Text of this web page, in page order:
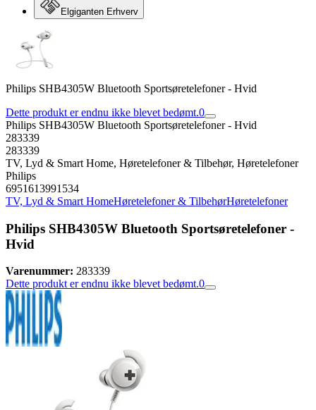
Elgiganten Erhverv
Philips SHB4305W Bluetooth Sportsøretelefoner - Hvid
Dette produkt er endnu ikke blevet bedømt.0
Philips SHB4305W Bluetooth Sportsøretelefoner - Hvid
283339
283339
TV, Lyd & Smart Home, Høretelefoner & Tilbehør, Høretelefoner
Philips
6951613991534
TV, Lyd & Smart HomeHøretelefoner & TilbehørHøretelefoner
Philips SHB4305W Bluetooth Sportsøretelefoner -
Hvid
Varenummer: 283339
Dette produkt er endnu ikke blevet bedømt.0